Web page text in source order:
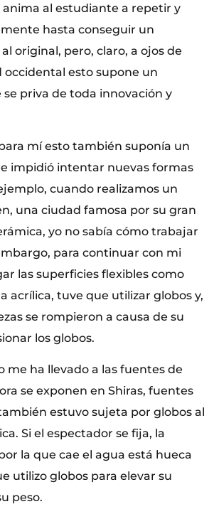
al estudiante a repetir y
hasta conseguir un
original, pero, claro, a ojos de
occidental esto supone un
priva de toda innovación y
mí esto también suponía un
impidió intentar nuevas formas
cuando realizamos un
una ciudad famosa por su gran
yo no sabía cómo trabajar
para continuar con mi
las superficies flexibles como
acrílica, tuve que utilizar globos y,
se rompieron a causa de su
los globos.
me ha llevado a las fuentes de
se exponen en Shiras, fuentes
estuvo sujeta por globos al
Si el espectador se fija, la
la que cae el agua está hueca
utilizo globos para elevar su
peso.